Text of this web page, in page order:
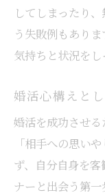
してしまったり
う失敗例もあり
気持ちと状況をし
婚活心構えと
婚活を成功させる
「相手への思い
ず、自分自身を
ナーと出会う第一